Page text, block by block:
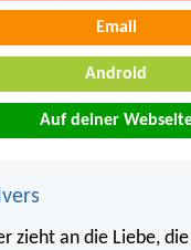
Email
Android
Auf deiner
zieht an die Liebe,